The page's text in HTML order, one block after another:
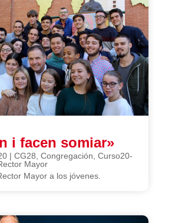
i facen somiar»
| CG28 Congregación Curso20-
Mayor
Mayor a los jóvenes.